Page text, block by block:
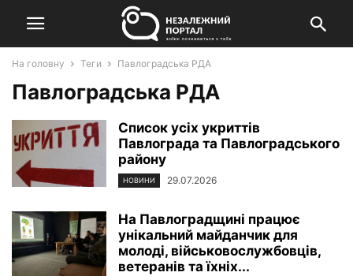
На головну Теги Павлоградська РДА
Павлоградська РДА
Список усіх укриттів
Павлограда та Павлоградського
району
НОВИНИ 29.07.2026
На Павлоградщині працює
унікальний майданчик для
молоді, військовослужбовців,
ветеранів та їхніх...